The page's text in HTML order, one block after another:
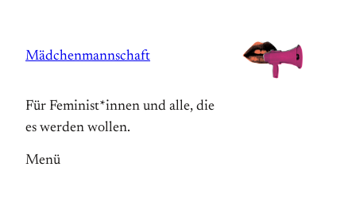
springen
Mädchenmannschaft
Für Feminist*innen und alle, die
es werden wollen.
Menü